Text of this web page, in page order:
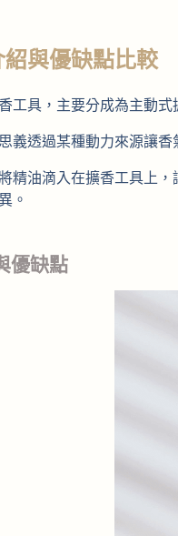
與優缺點比較
工具，主要分成為主動式
義透過某種動力來源讓
精油滴入在擴香工具上
。
優缺點